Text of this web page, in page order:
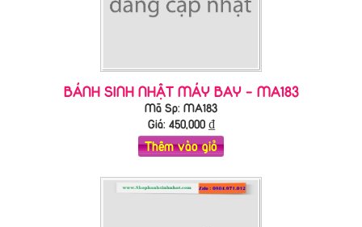
BÁNH SINH NHẬT MÁY BAY - MA183
Mã Sp: MA183
Giá: 450,000₫
Thêm vào giỏ